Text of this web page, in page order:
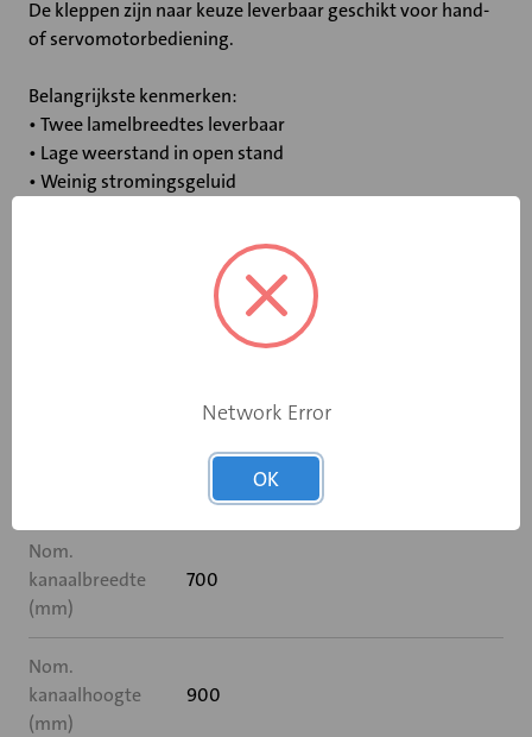
De kleppen zijn naar keuze leverbaar geschikt voor hand-
of servomotorbediening.
Belangrijkste kenmerken:
• Twee lamelbreedtes leverbaar
• Lage weerstand in open stand
• Weinig stromingsgeluid
900
Nom.
kanaalbreedte
(mm)
700
Nom.
kanaalhoogte
(mm)
900
Network Error
OK